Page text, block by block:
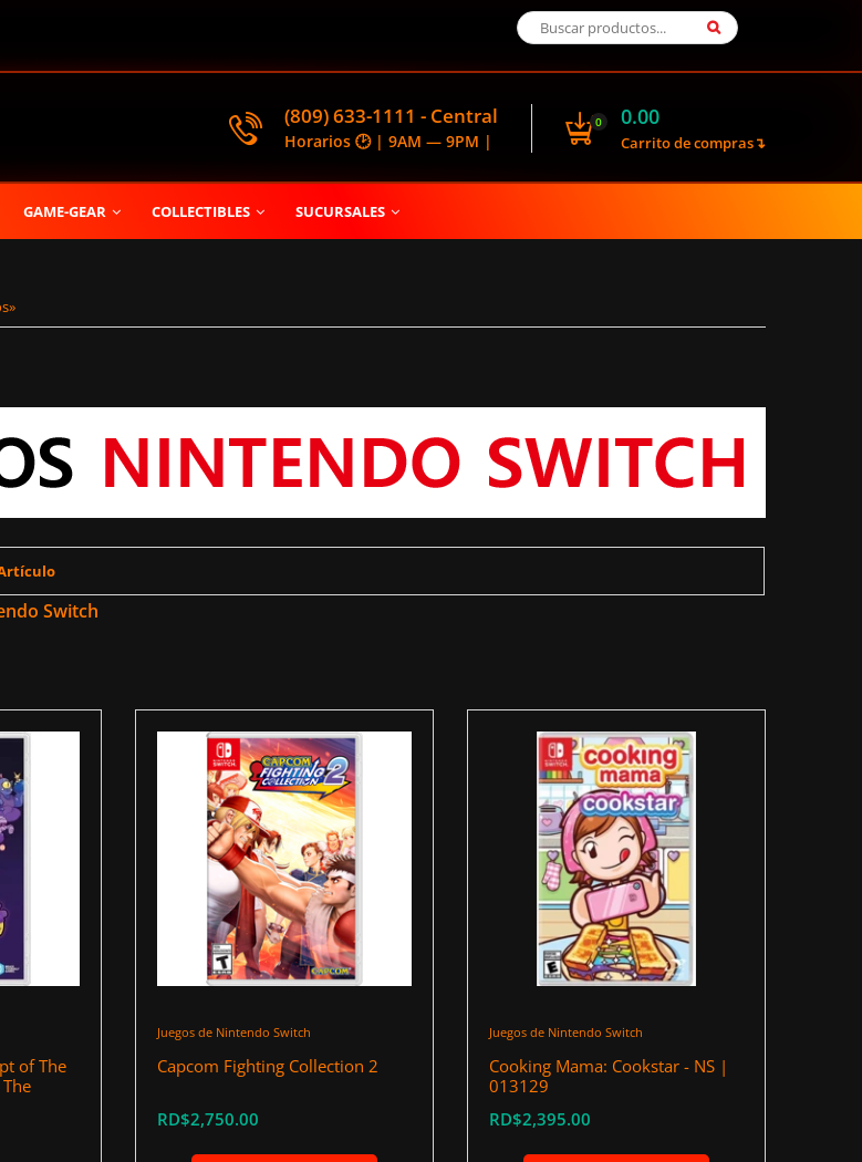
(809) 633-1111 - Central
Horarios 🕑 | 9AM — 9PM |
0 0.00
Carrito de compras↴
GAME-GEAR COLLECTIBLES SUCURSALES
Switch
of The
Juegos de Nintendo Switch
Capcom Fighting Collection 2
RD$2,750.00
Juegos de Nintendo Switch
Cooking Mama: Cookstar - NS |
013129
RD$2,395.00